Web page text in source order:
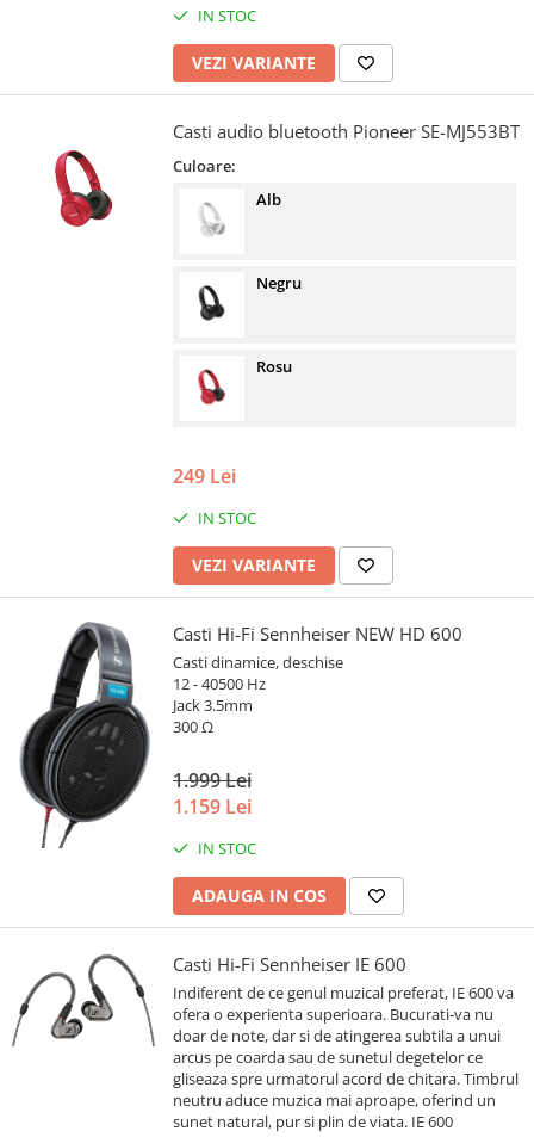
IN STOC
VEZI VARIANTE
Casti audio bluetooth Pioneer SE-MJ553BT
Culoare:
Alb
Negru
Rosu
249 Lei
IN STOC
VEZI VARIANTE
Casti Hi-Fi Sennheiser NEW HD 600
Casti dinamice, deschise
12 - 40500 Hz
Jack 3.5mm
300 Ω
1.999 Lei
1.159 Lei
IN STOC
ADAUGA IN COS
Casti Hi-Fi Sennheiser IE 600
Indiferent de ce genul muzical preferat, IE 600 va
ofera o experienta superioara. Bucurati-va nu
doar de note, dar si de atingerea subtila a unui
arcus pe coarda sau de sunetul degetelor ce
gliseaza spre urmatorul acord de chitara. Timbrul
neutru aduce muzica mai aproape, oferind un
sunet natural, pur si plin de viata. IE 600